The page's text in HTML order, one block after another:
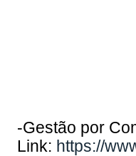
-Gestão por
Link: https://